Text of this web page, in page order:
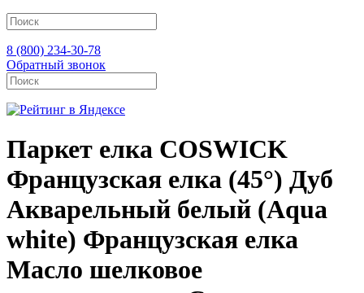
8 (800) 234-30-78
Обратный звонок
Паркет елка COSWICK
Французская елка (45°) Дуб
Акварельный белый (Aqua
white) Французская елка
Масло шелковое